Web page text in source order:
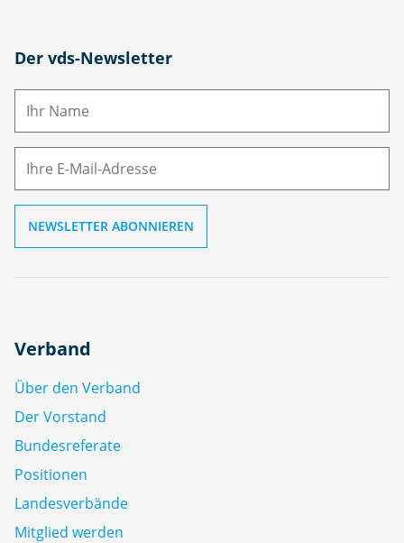
Der vds-Newsletter
N
M
Verband
Über den Verband
Der Vorstand
Bundesreferate
Positionen
Landesverbände
Mitglied werden